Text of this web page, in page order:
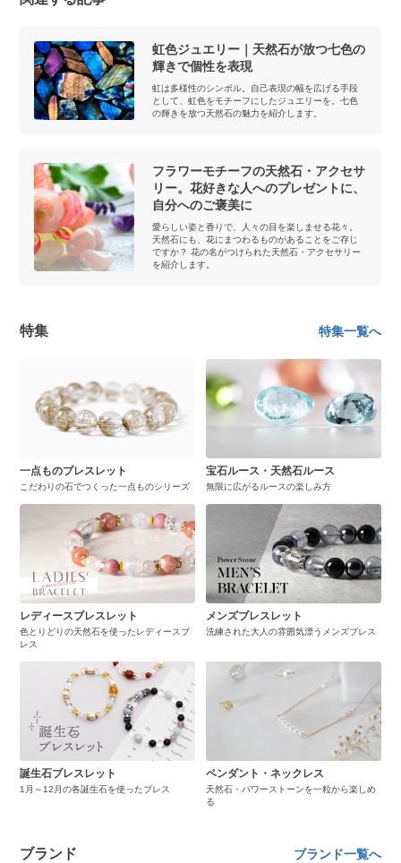
虹色ジュエリー｜天然石が放つ七色の
輝きで個性を表現
虹は多様性のシンボル。自己表現の幅を広げる手段
として、虹色をモチーフにしたジュエリーを。七色
の輝きを放つ天然石の魅力を紹介します。
フラワーモチーフの天然石・アクセサ
リー。花好きな人へのプレゼントに、
自分へのご褒美に
愛らしい姿と香りで、人々の目を楽しませる花々。
天然石にも、花にまつわるものがあることをご存じ
ですか？ 花の名がつけられた天然石・アクセサリー
を紹介します。
特集 特集一覧へ
一点ものブレスレット
こだわりの石でつくった一点ものシリーズ
宝石ルース・天然石ルース
無限に広がるルースの楽しみ方
レディースブレスレット
色とりどりの天然石を使ったレディースブ
レス
メンズブレスレット
洗練された大人の雰囲気漂うメンズブレス
誕生石ブレスレット
1月～12月の各誕生石を使ったブレス
ペンダント・ネックレス
天然石・パワーストーンを一粒から楽しめ
る
ブランド ブランド一覧へ